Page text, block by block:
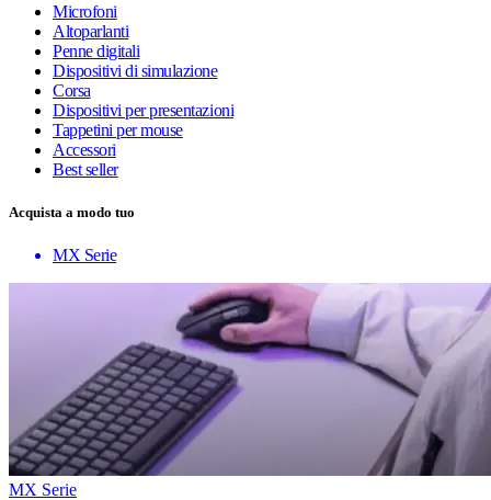
Microfoni
Altoparlanti
Penne digitali
Dispositivi di simulazione
Corsa
Dispositivi per presentazioni
Tappetini per mouse
Accessori
Best seller
Acquista a modo tuo
MX Serie
MX Serie